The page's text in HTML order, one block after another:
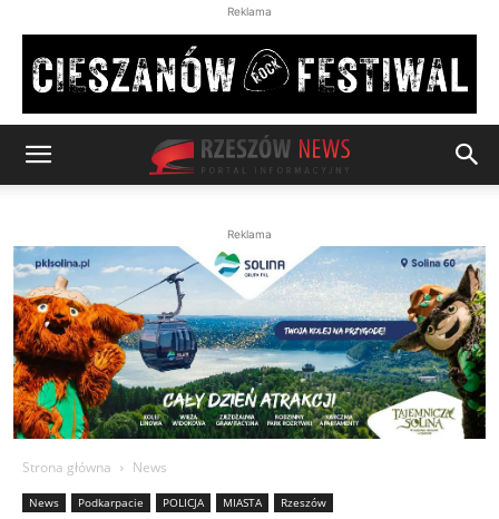
Reklama
Reklama
Strona główna News
News Podkarpacie POLICJA MIASTA Rzeszów